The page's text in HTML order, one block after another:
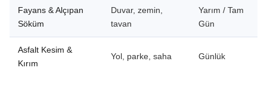
Fayans & Alçıpan
Söküm
Duvar, zemin,
tavan
Yarım / Tam
Gün
Asfalt Kesim &
Kırım
Yol, parke, saha Günlük